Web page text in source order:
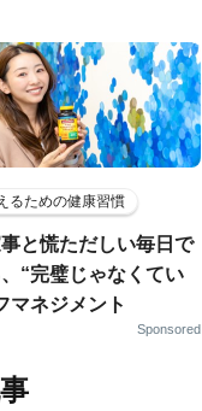
るための健康習慣
と慌ただしい毎日で
“完璧じゃなくてい
マネジメント
Sponsored